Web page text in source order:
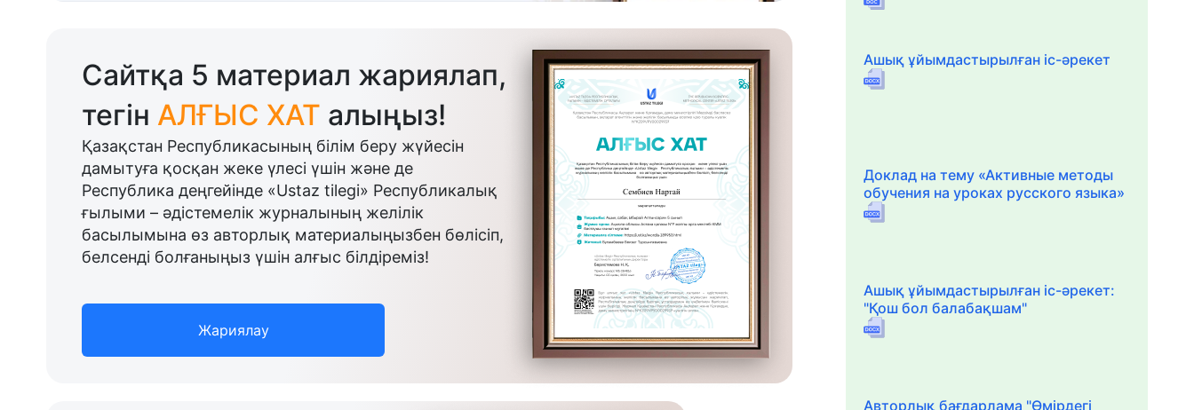
Сайтқа 5 материал жариялап,
тегін АЛҒЫС ХАТ алыңыз!
Қазақстан Республикасының білім беру жүйесін
дамытуға қосқан жеке үлесі үшін және де
Республика деңгейінде «Ustaz tilegi» Республикалық
ғылыми – әдістемелік журналының желілік
басылымына өз авторлық материалыңызбен бөлісіп,
белсенді болғаныңыз үшін алғыс білдіреміз!
Жариялау
Ашық ұйымдастырылған іс-әрекет
Доклад на тему «Активные методы
обучения на уроках русского языка»
Ашық ұйымдастырылған іс-әрекет:
"Қош бол балабақшам"
Авторлық бағдарлама "Өмірдегі